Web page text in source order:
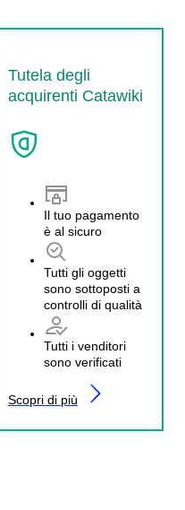
Tutela degli
acquirenti Catawiki
Il tuo pagamento
è al sicuro
Tutti gli oggetti
sono sottoposti a
controlli di qualità
Tutti i venditori
sono verificati
Scopri di più